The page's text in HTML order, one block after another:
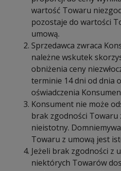
wartość Towaru
pozostaje do wartości
umową.
Sprzedawca zwraca
należne wskutek
obniżenia ceny
terminie 14 dni od dnia
oświadczenia
Konsument nie może
brak zgodności Towaru
nieistotny.
Towaru z umową jest
Jeżeli brak zgodności z
niektórych Towarów